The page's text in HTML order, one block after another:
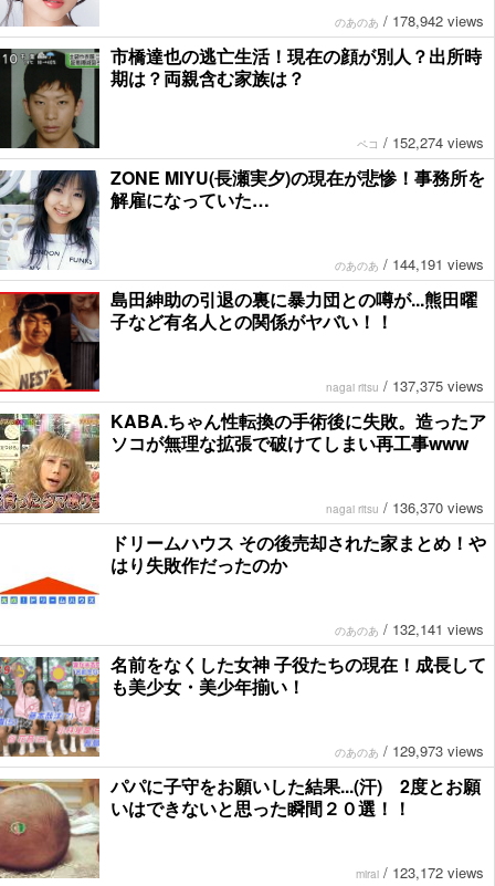
のあのあ / 178,942 views
市橋達也の逃亡生活！現在の顔が別人？出所時
期は？両親含む家族は？
ペコ / 152,274 views
ZONE MIYU(長瀬実夕)の現在が悲惨！事務所を
解雇になっていた…
のあのあ / 144,191 views
島田紳助の引退の裏に暴力団との噂が...熊田曜
子など有名人との関係がヤバい！！
nagai ritsu / 137,375 views
KABA.ちゃん性転換の手術後に失敗。造ったア
ソコが無理な拡張で破けてしまい再工事www
nagai ritsu / 136,370 views
ドリームハウス その後売却された家まとめ！や
はり失敗作だったのか
のあのあ / 132,141 views
名前をなくした女神 子役たちの現在！成長して
も美少女・美少年揃い！
のあのあ / 129,973 views
パパに子守をお願いした結果...(汗) 2度とお願
いはできないと思った瞬間２０選！！
mirai / 123,172 views